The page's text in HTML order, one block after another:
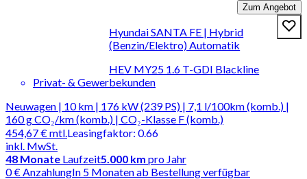
Zum Angebot
Hyundai SANTA FE | Hybrid
(Benzin/Elektro) Automatik
HEV MY25 1.6 T-GDI Blackline
Privat- & Gewerbekunden
Neuwagen | 10 km | 176 kW (239 PS) | 7,1 l/100km (komb.) |
160 g CO₂/km (komb.) | CO₂-Klasse F (komb.)
454,67 €mtl.
inkl. MwSt.
Leasingfaktor: 0.66
48 Monate Laufzeit5.000 km pro Jahr
0 € AnzahlungIn 5 Monaten ab Bestellung verfügbar